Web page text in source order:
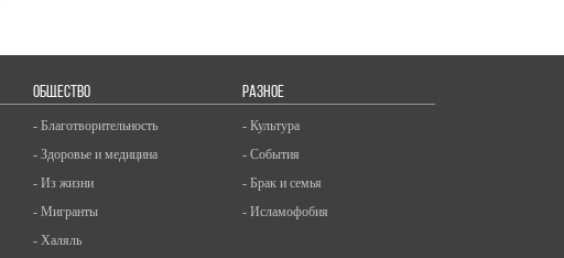
ОБЩЕСТВО
- Благотворительность
- Здоровье и медицина
- Из жизни
- Мигранты
- Халяль
РАЗНОЕ
- Культура
- События
- Брак и семья
- Исламофобия